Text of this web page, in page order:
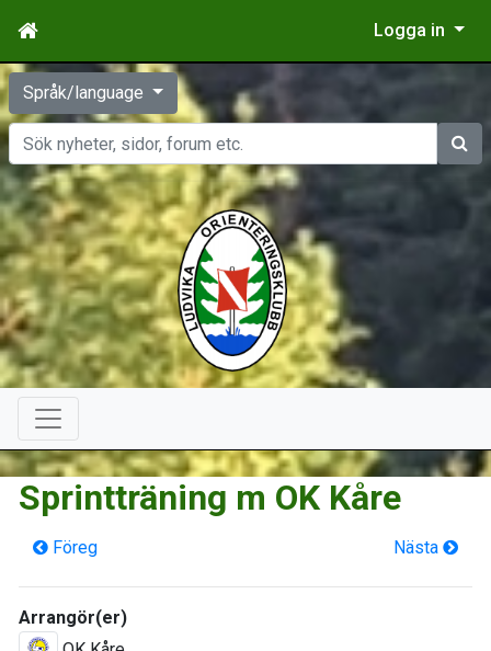
Logga in
Språk/language
Sök
Sprintträning m OK Kåre
Föreg Nästa
Arrangör(er)